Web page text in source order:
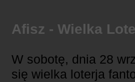
Afisz - Wielka
W sobotę, dnia 28
się wielka loterja